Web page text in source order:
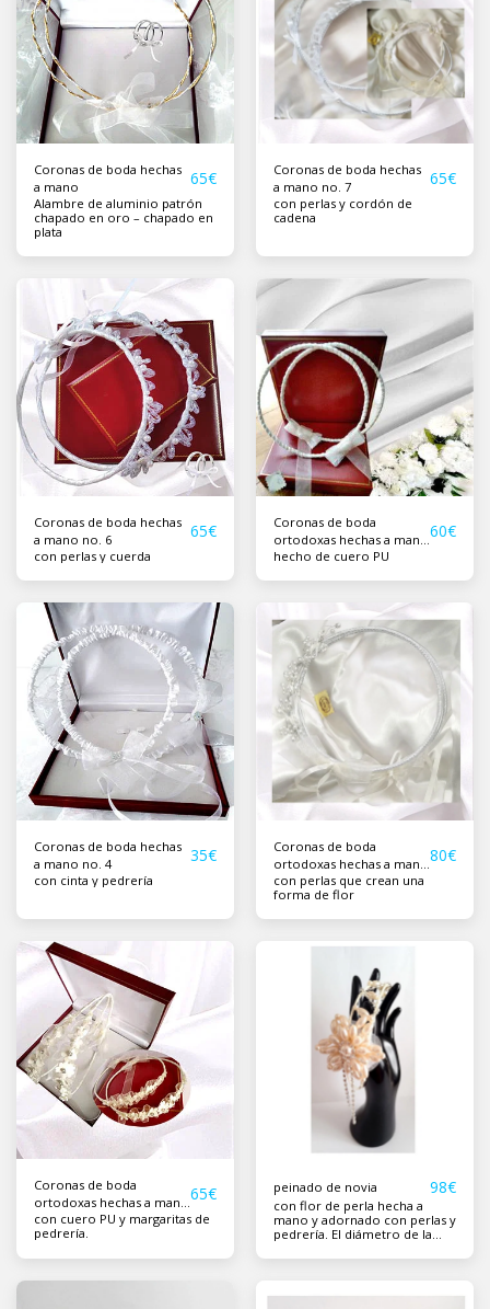
Coronas de boda hechas
a mano
65€
Alambre de aluminio patrón
chapado en oro – chapado en
plata
Coronas de boda hechas
a mano no. 7
65€
con perlas y cordón de
cadena
Coronas de boda hechas
a mano no. 6
65€
con perlas y cuerda
Coronas de boda
ortodoxas hechas a mano
no. 5
60€
hecho de cuero PU
Coronas de boda hechas
a mano no. 4
35€
con cinta y pedrería
Coronas de boda
ortodoxas hechas a mano
no. 2
80€
con perlas que crean una
forma de flor
Coronas de boda
ortodoxas hechas a mano
no. 3
65€
con cuero PU y margaritas de
pedrería.
peinado de novia 98€
con flor de perla hecha a
mano y adornado con perlas y
pedrería. El diámetro de la
champán.